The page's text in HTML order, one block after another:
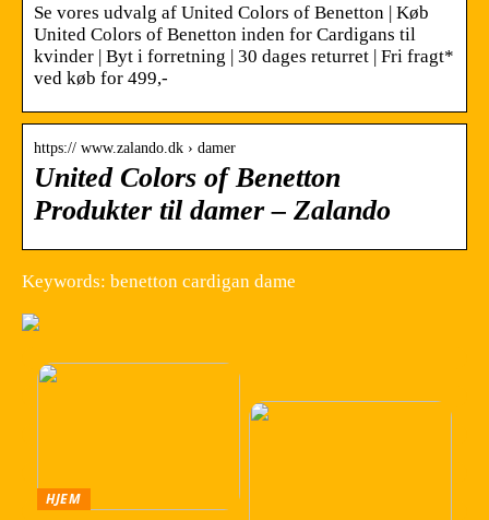
Se vores udvalg af United Colors of Benetton | Køb
United Colors of Benetton inden for Cardigans til
kvinder | Byt i forretning | 30 dages returret | Fri fragt*
ved køb for 499,-
https:// www.zalando.dk › damer
United Colors of Benetton
Produkter til damer – Zalando
Keywords: benetton cardigan dame
HJEM